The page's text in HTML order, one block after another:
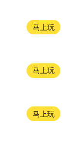
马上玩
马上玩
马上玩